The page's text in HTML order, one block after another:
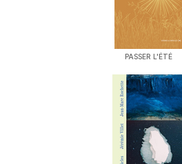
PASSER L'ÉTÉ